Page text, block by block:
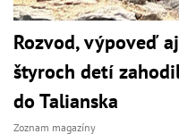
Rozvod, výpoveď
štyroch detí
do Talianska
Zoznam magazíny